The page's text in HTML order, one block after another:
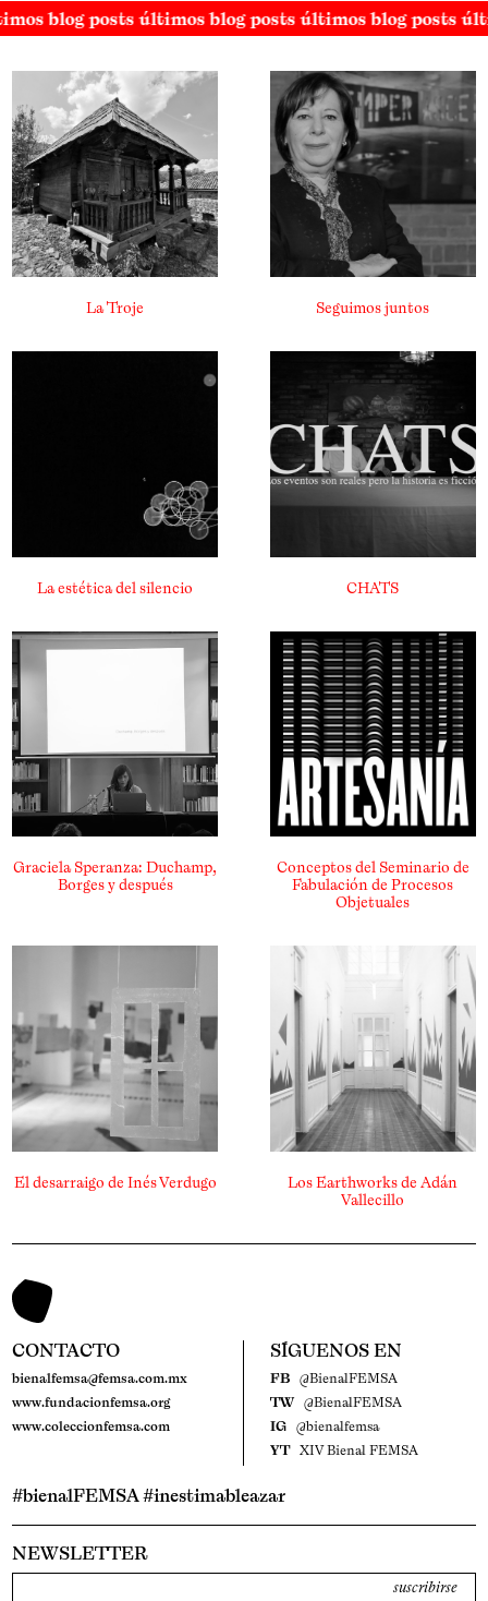
blog posts últimos blog posts últimos blog posts
La Troje Seguimos juntos
La estética del silencio CHATS
Graciela Speranza: Duchamp,
Borges y después
Conceptos del Seminario de
Fabulación de Procesos
Objetuales
El desarraigo de Inés Verdugo
Los Earthworks de Adán
Vallecillo
CONTACTO
bienalfemsa@femsa.com.mx
www.fundacionfemsa.org
www.coleccionfemsa.com
SÍGUENOS EN
FB @BienalFEMSA
TW @BienalFEMSA
IG @bienalfemsa
YT XIV Bienal FEMSA
#bienalFEMSA #inestimableazar
NEWSLETTER